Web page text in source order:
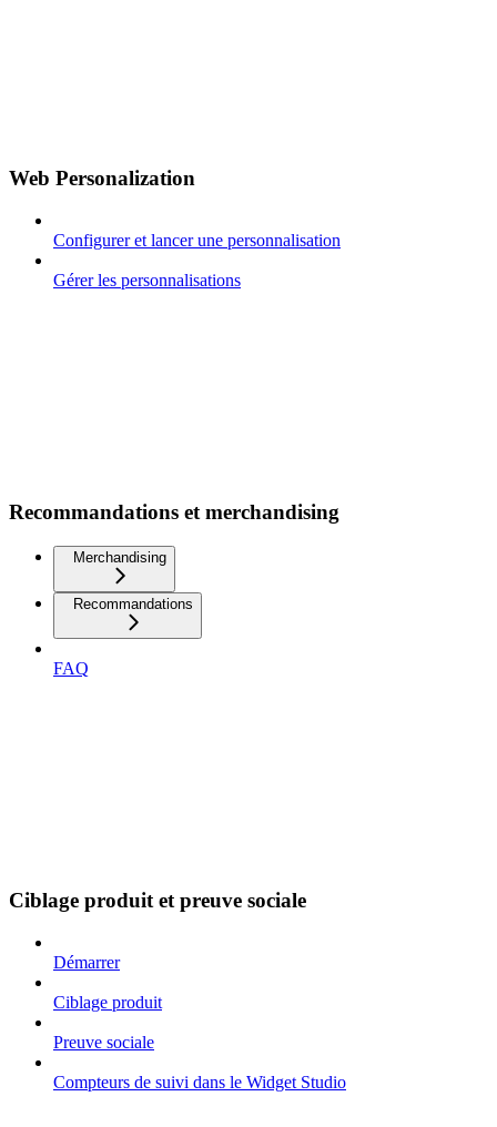
Web Personalization
Configurer et lancer une personnalisation
Gérer les personnalisations
Recommandations et merchandising
Merchandising
Recommandations
FAQ
Ciblage produit et preuve sociale
Démarrer
Ciblage produit
Preuve sociale
Compteurs de suivi dans le Widget Studio